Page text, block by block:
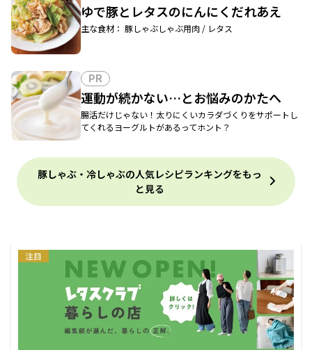
ゆで豚とレタスのにんにくだれあえ
主な食材： 豚しゃぶしゃぶ用肉 / レタス
PR
運動が続かない…とお悩みのかたへ
腸活だけじゃない！太りにくいカラダづくりをサポートし
てくれるヨーグルトがあるってホント？
豚しゃぶ・冷しゃぶの人気レシピランキングをもっ
と見る
注目